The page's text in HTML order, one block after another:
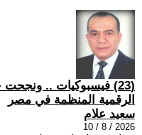
(23) فيسبوكيات ..
الرقمية المنظمة في مصر
سعيد علام
2026 / 8 / 10